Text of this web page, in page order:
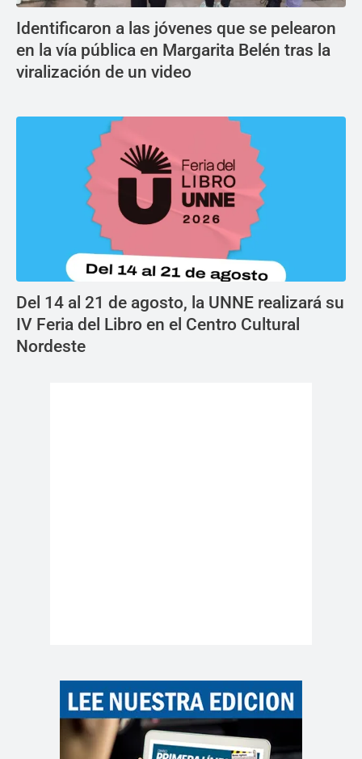
Identificaron a las jóvenes que se pelearon
en la vía pública en Margarita Belén tras la
viralización de un video
Del 14 al 21 de agosto, la UNNE realizará su
IV Feria del Libro en el Centro Cultural
Nordeste